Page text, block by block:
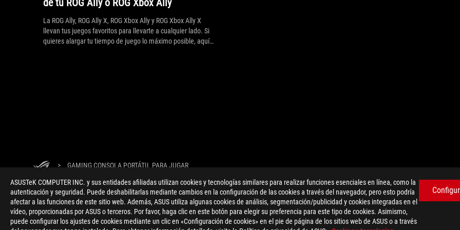
ASUSTeK COMPUTER INC. y sus entidades afiliadas utilizan cookies y tecnologías similares para realizar funciones esenciales en línea, como la
autenticación y seguridad. Puede deshabilitarlas mediante cambios en la configuración de las cookies a través del navegador, pero esto podría
afectar a las funciones de este sitio web. Además, ASUS utiliza algunas cookies de análisis, segmentación/publicidad y cookies integradas en el
vídeo, proporcionadas por ASUS o terceros. Por favor, haga clic en este botón para elegir su preferencia para este tipo de cookies. Asimismo,
puede configurar los ajustes de cookies mediante un clic en «Configuración de cookies» en el pie de página de los sitios web de ASUS o a través
de tu ROG Ally o ROG Xbox Ally
La ROG Ally, ROG Ally X, ROG Xbox Ally y ROG Xbox Ally X
llevan tus juegos favoritos para llevarte a cualquier lado. Si
quieres alargar tu tiempo de juego lo máximo posible, aquí
> GAMING CONSOLA PORTÁTIL PARA JUGAR